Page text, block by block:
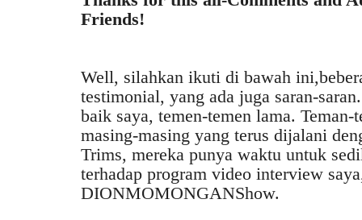
Friends!
Well, silahkan ikuti di bawah
testimonial, yang ada juga saran-
baik saya, temen-temen lama.
masing-masing yang terus dijalani
Trims, mereka punya waktu untuk
terhadap program video interview
DIONMOMONGANShow.